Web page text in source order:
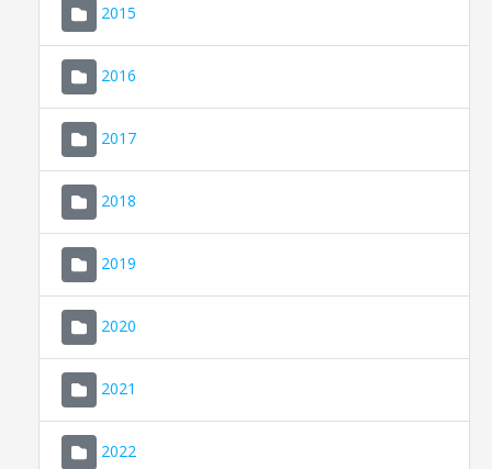
2015
2016
2017
2018
2019
2020
2021
2022